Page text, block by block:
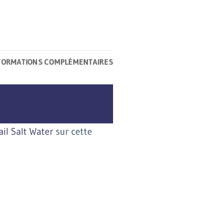
COMPLÉMENTAIRES
Salt Water sur cette